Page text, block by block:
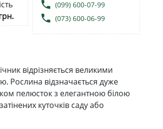
local_phone (099) 600-07-99
local_phone (073) 600-06-99
відрізняється великими
Рослина відзначається дуже
пелюсток з елегантною білою
куточків саду або